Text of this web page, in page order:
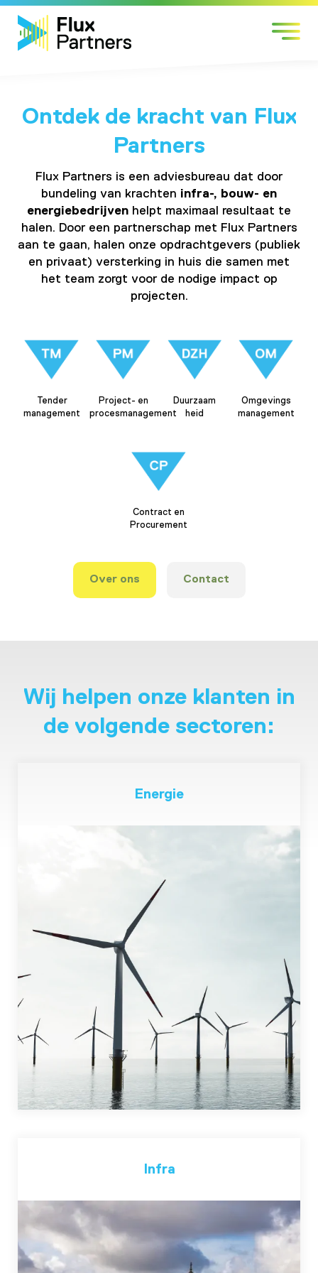
Skip
to
content
Markten
Expertises
Contact
Ontdek de kracht van Flux
Partners
Flux Partners is een adviesbureau dat door
bundeling van krachten infra-, bouw- en
energiebedrijven helpt maximaal resultaat te
halen. Door een partnerschap met Flux Partners
aan te gaan, halen onze opdrachtgevers (publiek
en privaat) versterking in huis die samen met
het team zorgt voor de nodige impact op
projecten.
Tender
management
Project- en
procesmanagement
Duurzaam
heid
Omgevings
management
Contract en
Procurement
Over ons Contact
Wij helpen onze klanten in
de volgende sectoren:
Energie
Infra